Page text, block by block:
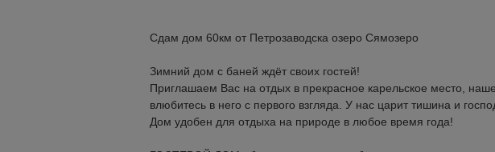
Сдам дом 60км от Петрозаводска озеро Сямозеро
Зимний дом с баней ждёт своих гостей!
Приглашаем Вас на отдых в прекрасное карельское место,
влюбитесь в него с первого взгляда. У нас царит тишина и
Дом удобен для отдыха на природе в любое время года!